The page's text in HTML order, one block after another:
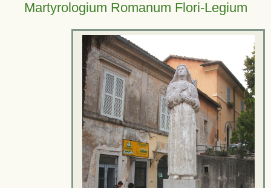
Martyrologium Romanum Flori-Legium